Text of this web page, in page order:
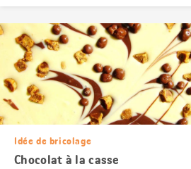
Idée de bricolage
Chocolat à la casse